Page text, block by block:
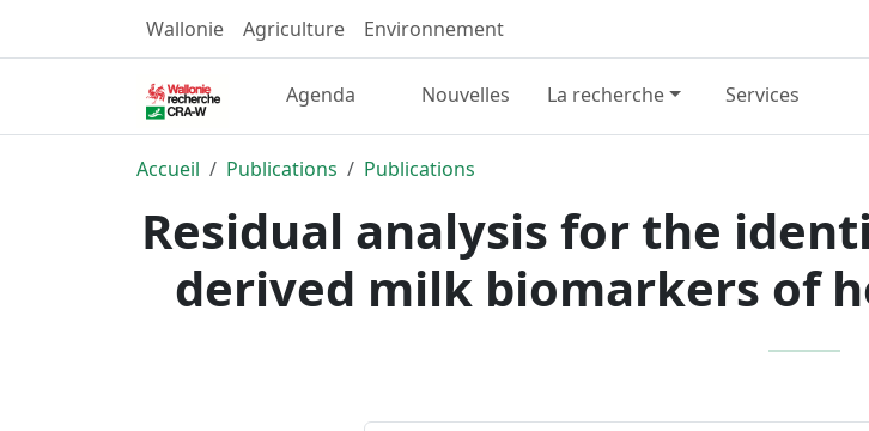
Wallonie Agriculture Environnement
Agenda Nouvelles La recherche Services
Accueil Publications Publications
Residual analysis for the
derived milk biomarkers of